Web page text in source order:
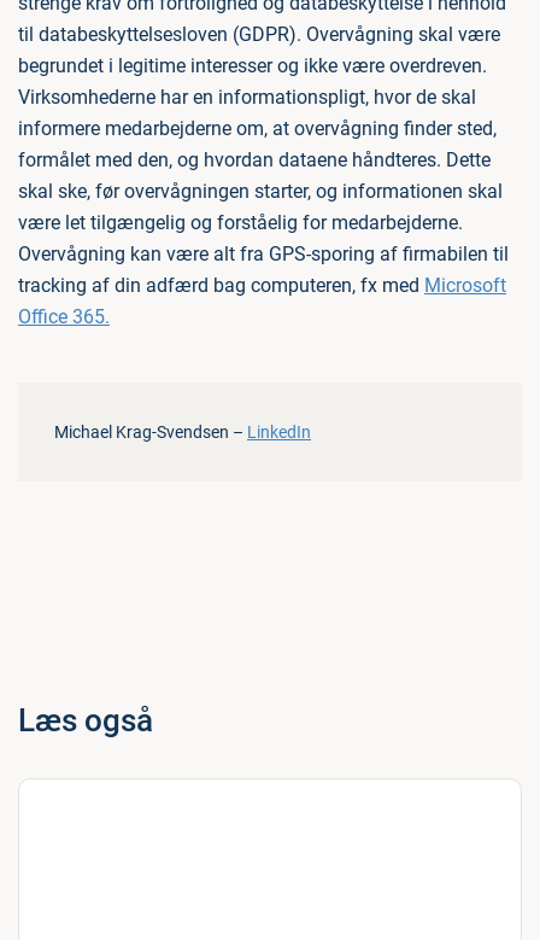
til databeskyttelsesloven (GDPR). Overvågning skal være
begrundet i legitime interesser og ikke være overdreven.
Virksomhederne har en informationspligt, hvor de skal
informere medarbejderne om, at overvågning finder sted,
formålet med den, og hvordan dataene håndteres. Dette
skal ske, før overvågningen starter, og informationen skal
være let tilgængelig og forståelig for medarbejderne.
Overvågning kan være alt fra GPS-sporing af firmabilen til
tracking af din adfærd bag computeren, fx med Microsoft
Office 365.
Michael Krag-Svendsen – LinkedIn
Læs også